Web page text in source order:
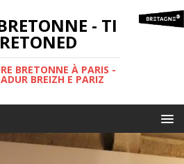
- TI
BRETONNE À PARIS -
BREIZH E PARIZ